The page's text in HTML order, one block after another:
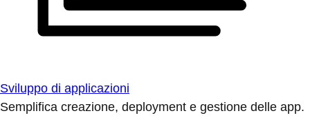
Sviluppo di applicazioni
Semplifica creazione, deployment e gestione delle app.